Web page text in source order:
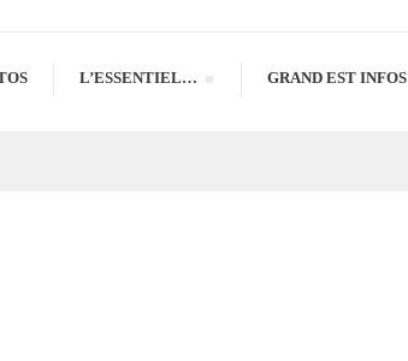
L’ESSENTIEL… GRAND EST INFOS